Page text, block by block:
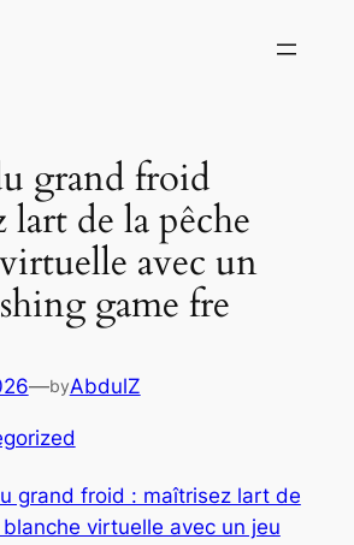
grand froid
lart de la pêche
avec un
game fre
—byAbdulZ
grand froid : maîtrisez lart de
virtuelle avec un jeu